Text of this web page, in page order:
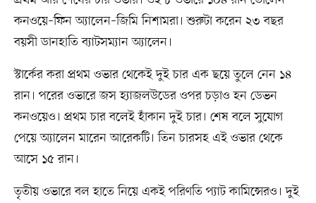
কনওয়ে–ফিন অ্যালেন–জিমি নিশামরা। শুরুটা করেন ২৩ বছর
বয়সী ডানহাতি ব্যাটসম্যান অ্যালেন।
স্টার্কের করা প্রথম ওভার থেকেই দুই চার এক ছয়ে তুলে নেন ১৪
রান। পরের ওভারে জস হ্যাজলউডের ওপর চড়াও হন ডেভন
কনওয়েও। প্রথম চার বলেই হাঁকান দুই চার। শেষ বলে সুযোগ
পেয়ে অ্যালেন মারেন আরেকটি। তিন চারসহ এই ওভার থেকে
আসে ১৫ রান।
তৃতীয় ওভারে বল হাতে নিয়ে একই পরিণতি প্যাট কামিন্সেরও। দুই